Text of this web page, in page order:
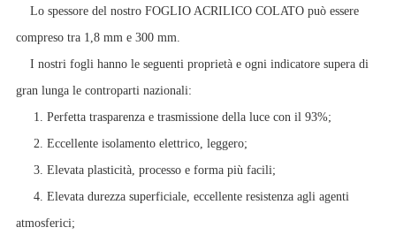
Lo spessore del nostro FOGLIO ACRILICO COLATO può essere
compreso tra 1,8 mm e 300 mm.
I nostri fogli hanno le seguenti proprietà e ogni indicatore supera di
gran lunga le controparti nazionali:
1. Perfetta trasparenza e trasmissione della luce con il 93%;
2. Eccellente isolamento elettrico, leggero;
3. Elevata plasticità, processo e forma più facili;
4. Elevata durezza superficiale, eccellente resistenza agli agenti
atmosferici;